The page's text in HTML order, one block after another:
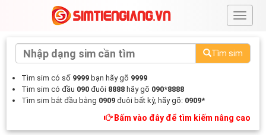
#
Tìm sim
Tìm sim có số 9999 bạn hãy gõ 9999
Tìm sim có đầu 090 đuôi 8888 hãy gõ 090*8888
Tìm sim bắt đầu bằng 0909 đuôi bất kỳ, hãy gõ: 0909*
Bấm vào đây để tìm kiếm nâng cao